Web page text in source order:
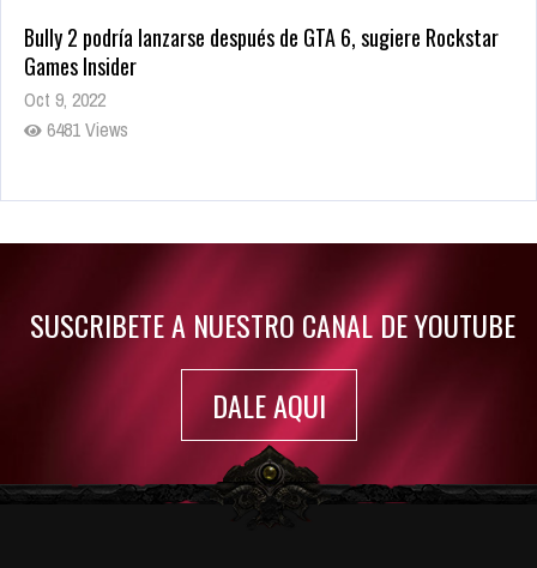
Bully 2 podría lanzarse después de GTA 6, sugiere Rockstar
Games Insider
Oct 9, 2022
6481 Views
Rumor: Se filtran los primeros detalles de Resident Evil 9
SUSCRIBETE A NUESTRO CANAL DE YOUTUBE
DALE AQUI